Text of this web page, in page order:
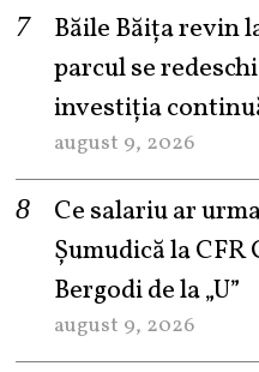
Băile Băița revin
parcul se
investiția
august 9, 2026
Ce salariu ar
Șumudică la
Bergodi de la „U”
august 9, 2026